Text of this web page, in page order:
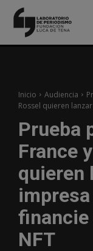
Inicio Audiencia
Rossel quieren
Prueba
France
quieren
financie
NFT